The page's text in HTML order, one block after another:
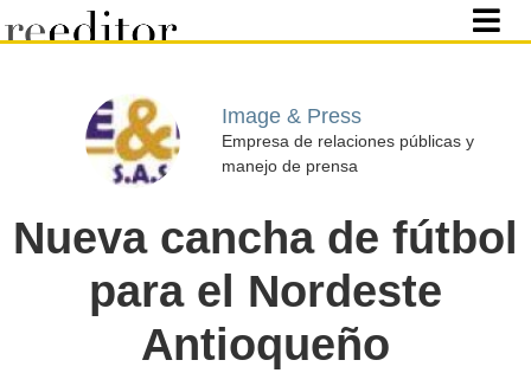
Image & Press
Empresa de relaciones públicas y
manejo de prensa
Nueva cancha de fútbol
para el Nordeste
Antioqueño